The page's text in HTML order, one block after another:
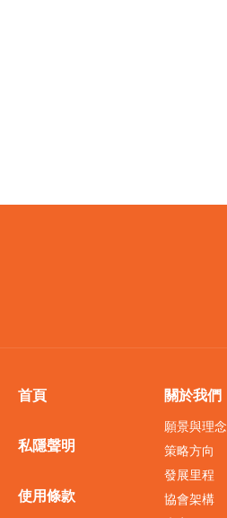
首頁
私隱聲明
使用條款
關於我們
願景與理念
策略方向
發展里程
協會架構